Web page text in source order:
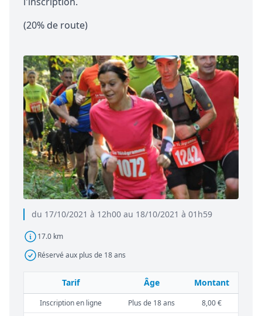
du 17/10/2021 à 12h00 au 18/10/2021 à 01h59
17.0 km
Réservé aux plus de 18 ans
(20% de route)
Tarif Âge Montant
Inscription en ligne Plus de 18 ans
8,00 €